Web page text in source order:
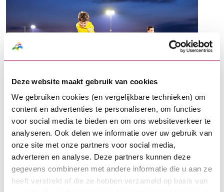
Deze website maakt gebruik van cookies
We gebruiken cookies (en vergelijkbare technieken) om
content en advertenties te personaliseren, om functies
voor social media te bieden en om ons websiteverkeer te
analyseren. Ook delen we informatie over uw gebruik van
onze site met onze partners voor social media,
adverteren en analyse. Deze partners kunnen deze
gegevens combineren met andere informatie die u aan ze
heeft verstrekt of die ze hebben verzameld op basis van
BNG Duurzaamheidsfonds publiceert
Het jaar 2023 was een positief jaar voor
het BNG Duurzaamheidsfonds. Het
fonds verstrekte 75 Sportleningen, met
een totale waarde van ruim € 9,5
miljoen. Dankzij de leningen konden
sportclubs aan de slag met onder meer
het verduurzamen van hun
…